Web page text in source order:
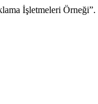
İşletmeleri Örneği”.